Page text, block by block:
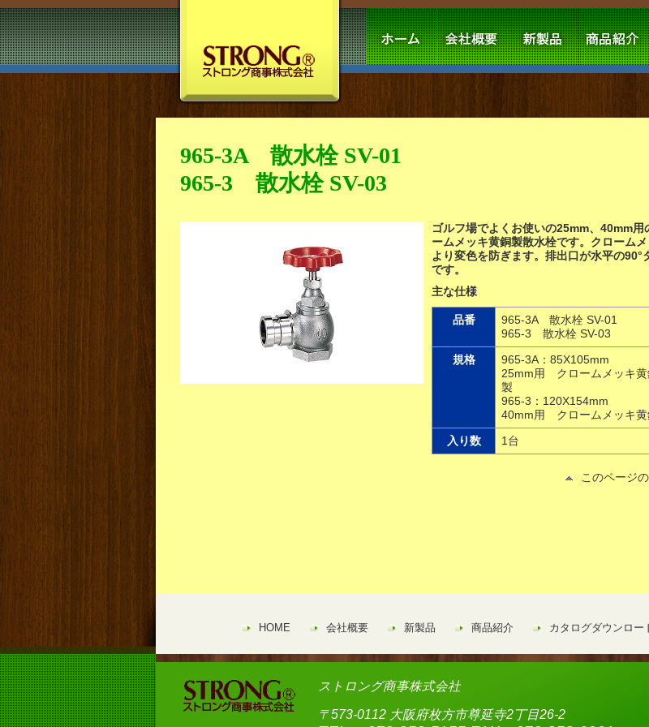
965-3A 散水栓 SV-01
965-3 散水栓 SV-03
ゴルフ場でよくお使いの25mm、40mm用
ームメッキ黄銅製散水栓です。クローム
より変色を防ぎます。排出口が水平の90°
です。
主な仕様
品番
965-3A 散水栓 SV-01
965-3 散水栓 SV-03
規格
965-3A：85X105mm
25mm用 クロームメッキ黄
製
965-3：120X154mm
40mm用 クロームメッキ黄
入り数
1台
このページ
HOME 会社概要 新製品 商品紹介 カタログダウンロー
ストロング商事株式会社
〒573-0112 大阪府枚方市尊延寺2丁目26-2